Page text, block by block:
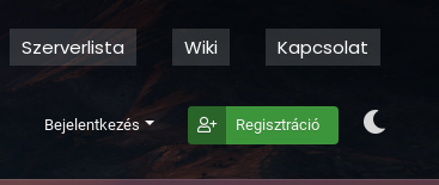
Szerverlista Wiki Kapcsolat
Bejelentkezés Regisztráció